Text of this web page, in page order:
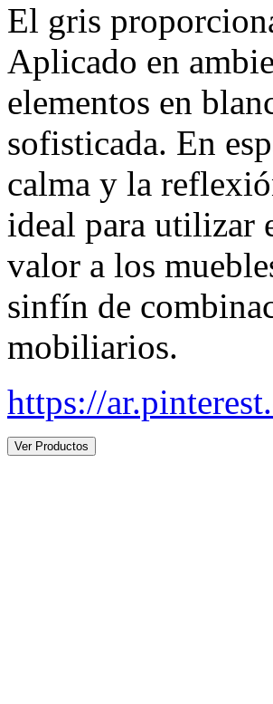
El gris
Aplicado en
elementos en
sofisticada. En
calma y la
ideal para utilizar
valor a los
sinfín de
mobiliarios.
https://
Ver Productos